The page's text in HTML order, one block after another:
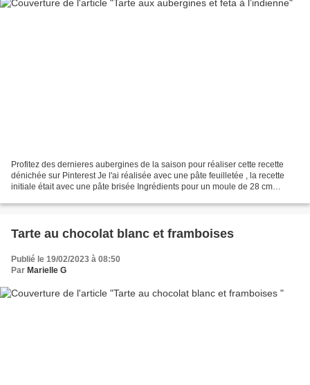
Profitez des dernieres aubergines de la saison pour réaliser cette recette
dénichée sur Pinterest Je l'ai réalisée avec une pâte feuilletée , la recette
initiale était avec une pâte brisée Ingrédients pour un moule de 28 cm
Tarte au chocolat blanc et framboises
Publié le 19/02/2023 à 08:50
Par Marielle G